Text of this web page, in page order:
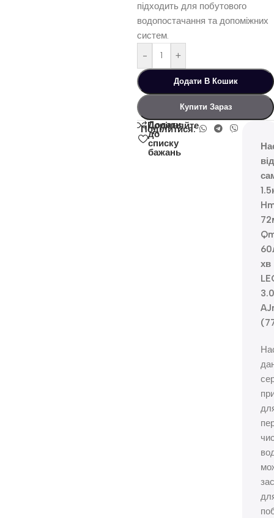
підходить для побутового
водопостачання та допоміжних
систем.
-
+
Додати В Кошик
Купити Зараз
Порівняйте
Додати
до
списку
бажань
Поділитися:
хв
3.0